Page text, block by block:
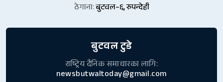
ठेगाना:बुटवल–६, रुपन्देही
बुटवल टुडे
राष्ट्रिय दैनिक समाचारका लागि:
newsbutwaltoday@gmail.com